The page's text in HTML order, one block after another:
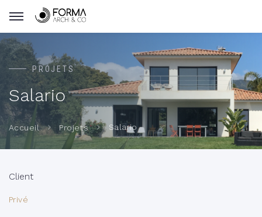
PROJETS
Salario
Accueil Projets Salario
Client
Privé